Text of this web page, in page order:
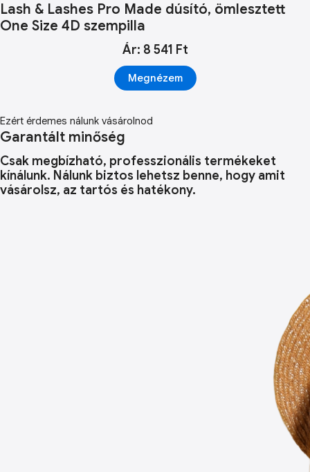
Lash & Lashes Pro Made dúsító, ömlesztett
One Size 4D szempilla
Ár: 8 541 Ft
Megnézem
Ezért érdemes nálunk vásárolnod
Garantált minőség
Csak megbízható, professzionális termékeket
kínálunk. Nálunk biztos lehetsz benne, hogy amit
vásárolsz, az tartós és hatékony.